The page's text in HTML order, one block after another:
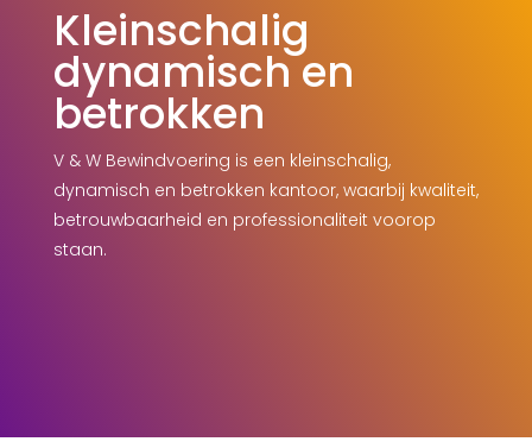
Kleinschalig
dynamisch en
betrokken
V & W Bewindvoering is een kleinschalig,
dynamisch en betrokken kantoor, waarbij kwaliteit,
betrouwbaarheid en professionaliteit voorop
staan.